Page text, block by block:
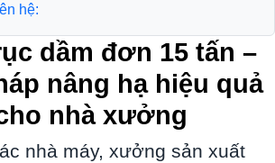
hệ:
dầm đơn 15 tấn –
nâng hạ hiệu quả
nhà xưởng
nhà máy, xưởng sản xuất